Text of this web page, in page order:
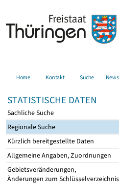
Home Kontakt Suche
STATISTISCHE DATEN
Sachliche Suche
Regionale Suche
Kürzlich bereitgestellte Daten
Allgemeine Angaben, Zuordnungen
Gebietsveränderungen,
Änderungen zum Schlüsselverzeichnis